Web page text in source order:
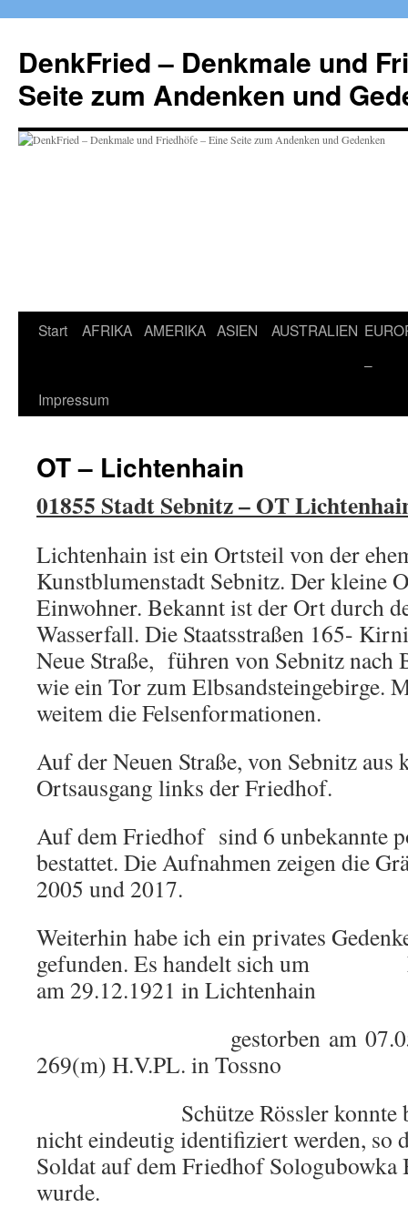
springen
DenkFried – Denkmale und
Seite zum Andenken und
Start AFRIKA AMERIKA ASIEN AUSTRALIEN
–
Impressum
OT – Lichtenhain
01855 Stadt Sebnitz – OT
Lichtenhain ist ein Ortsteil von der
Kunstblumenstadt Sebnitz. Der kleine
Einwohner. Bekannt ist der Ort durch
Wasserfall. Die Staatsstraßen 165-
Neue Straße, führen von Sebnitz nach
wie ein Tor zum Elbsandsteingebirge.
weitem die Felsenformationen.
Auf der Neuen Straße, von Sebnitz aus
Ortsausgang links der Friedhof.
Auf dem Friedhof sind 6 unbekannte
bestattet. Die Aufnahmen zeigen die
2005 und 2017.
Weiterhin habe ich ein privates
gefunden. Es handelt sich um
am 29.12.1921 in Lichtenhain
gestorben am
269(m) H.V.PL. in Tossno
Schütze Rössler konnte bei
nicht eindeutig identifiziert werden, so
Soldat auf dem Friedhof Sologubowka
wurde.